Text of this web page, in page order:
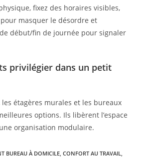
fixez des horaires visibles,
masquer le désordre et
début/fin de journée pour signaler
privilégier dans un petit
les étagères murales et les bureaux
options. Ils libèrent l’espace
organisation modulaire.
BUREAU À DOMICILE CONFORT AU TRAVAIL